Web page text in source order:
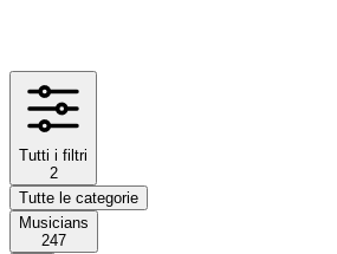
Tutti i filtri
2
Tutte le categorie
Musicians
247